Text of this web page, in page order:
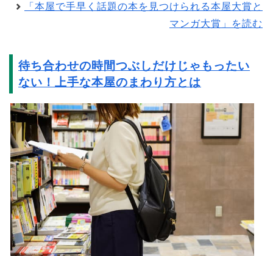
「本屋で手早く話題の本を見つけられる本屋大賞と
マンガ大賞」を読む
待ち合わせの時間つぶしだけじゃもったい
ない！上手な本屋のまわり方とは